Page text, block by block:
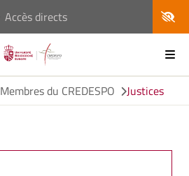
Accès directs
Membres du CREDESPO Justices